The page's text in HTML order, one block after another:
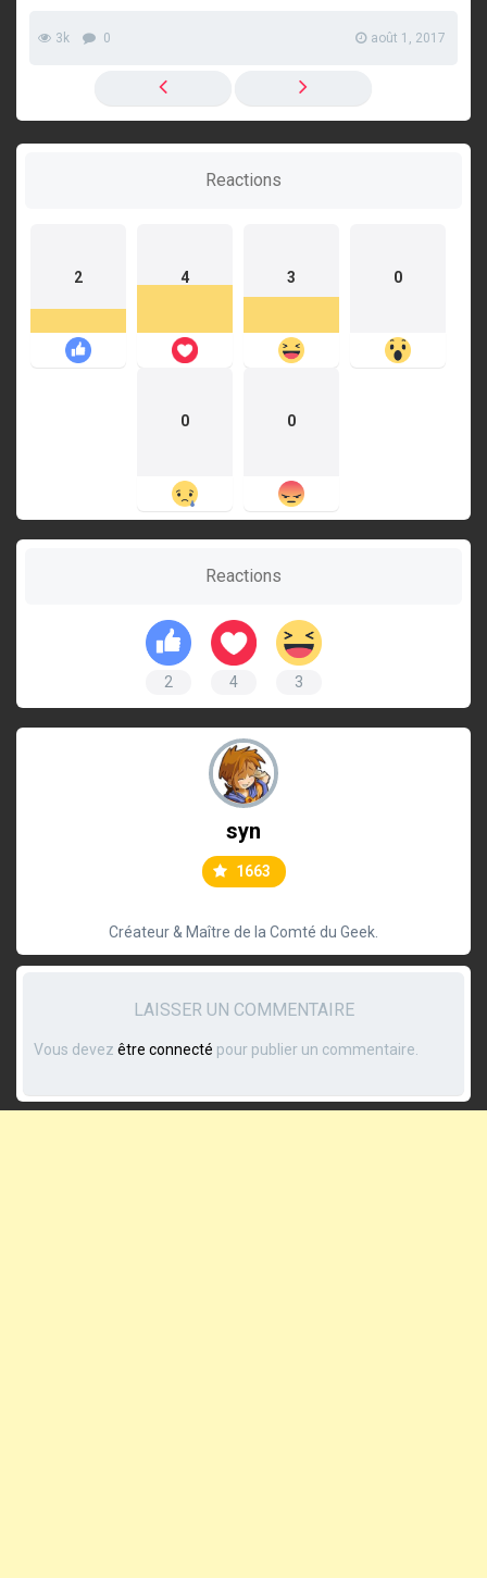
3k 0 août 1, 2017
Reactions
2 4 3 0
0 0
Reactions
2 4 3
syn
1663
Créateur & Maître de la Comté du Geek.
LAISSER UN COMMENTAIRE
Vous devez être connecté pour publier un commentaire.